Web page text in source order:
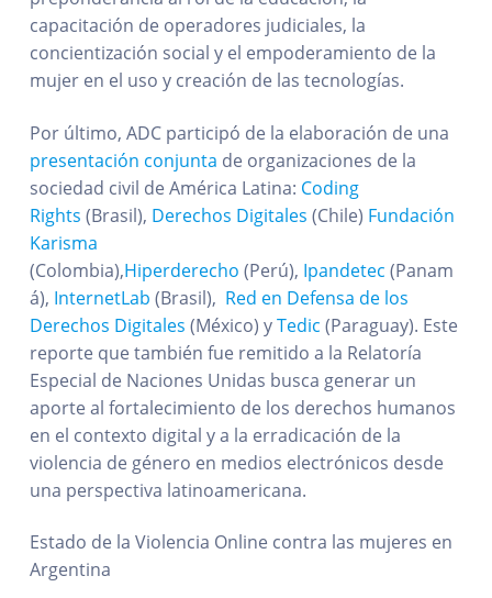
capacitación de operadores judiciales, la
concientización social y el empoderamiento de la
mujer en el uso y creación de las tecnologías.
Por último, ADC participó de la elaboración de una
presentación conjunta de organizaciones de la
sociedad civil de América Latina: Coding
Rights (Brasil), Derechos Digitales (Chile) Fundación
Karisma
(Colombia),Hiperderecho (Perú), Ipandetec (Panam
á), InternetLab (Brasil), Red en Defensa de los
Derechos Digitales (México) yTedic (Paraguay). Este
reporte que también fue remitido a la Relatoría
Especial de Naciones Unidas busca generar un
aporte al fortalecimiento de los derechos humanos
en el contexto digital y a la erradicación de la
violencia de género en medios electrónicos desde
una perspectiva latinoamericana.
Estado de la Violencia Online contra las mujeres en
Argentina